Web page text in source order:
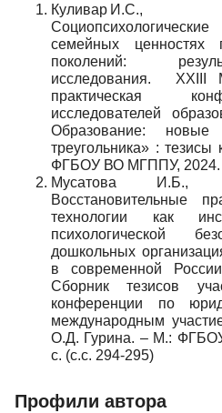
Куливар И.С.,
семейных ценностях
поколений:
исследования. XXIII
практическая
исследователей
Образование: новые
треугольника» :
ФГБОУ ВО МГППУ, 2024.
Мусатова И.Б.,
Восстановительные
технологии как
психологической
дошкольных
в современной
Сборник тезисов
конференции по
международным
О.Д. Гурина. – М.:
с. (с.с. 294-295)
Профили автора